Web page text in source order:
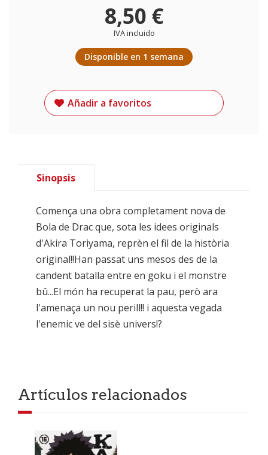
8,50 €
IVA incluido
Disponible en 1 semana
Añadir a favoritos
Sinopsis
Comença una obra completament nova de
Bola de Drac que, sota les idees originals
d'Akira Toriyama, reprèn el fil de la història
original!!Han passat uns mesos des de la
candent batalla entre en goku i el monstre
bû...El món ha recuperat la pau, però ara
l'amenaça un nou perill!! i aquesta vegada
l'enemic ve del sisè univers!?
Artículos relacionados